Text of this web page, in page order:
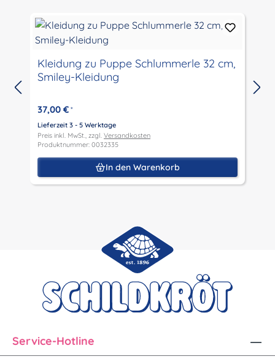
Kleidung zu Puppe Schlummerle 32 cm,
Smiley-Kleidung
37,00 € *
Lieferzeit 3 - 5 Werktage
Preis inkl. MwSt., zzgl. Versandkosten
Produktnummer: 0032335
In den Warenkorb
Service-Hotline